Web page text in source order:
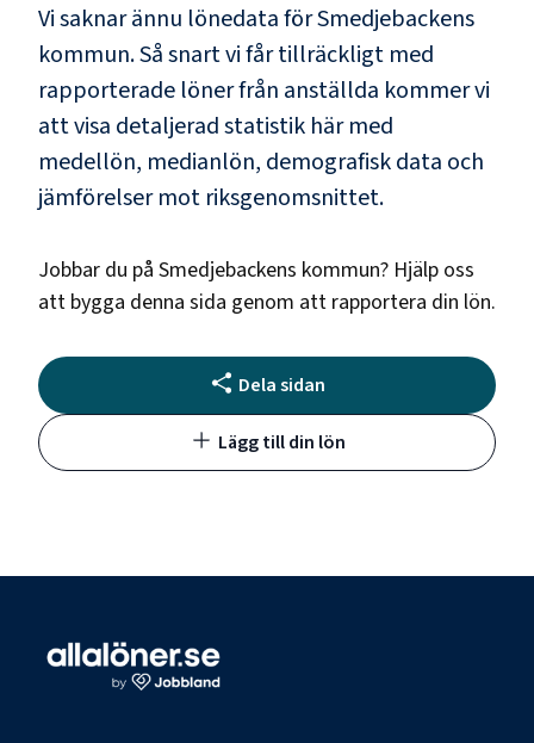
Vi saknar ännu lönedata förSmedjebackens
kommun. Så snart vi får tillräckligt med
rapporterade löner från anställda kommer vi
att visa detaljerad statistik här med
medellön, medianlön, demografisk data och
jämförelser mot riksgenomsnittet.
Jobbar du på Smedjebackens kommun? Hjälp oss
att bygga denna sida genom att rapportera din lön.
Dela sidan
Lägg till din lön